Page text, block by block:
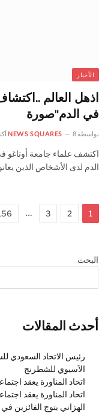
الأخبار
اذهل العالم
في الدم"صورة
بواسطة NEWS SQUARES 8 أكتوبر، 2024
اكتشف علماء جامعة أوتاغو
الدم لدى الأشخاص الذين
1
2
3
…
البحث
أحدث المقالات
رئيس الاتحاد السعودي
الآسيوي للشطرنج
اتحاد المناورة يعقد
اتحاد المناورة يعقد
الهزاني يتوج الفائزين